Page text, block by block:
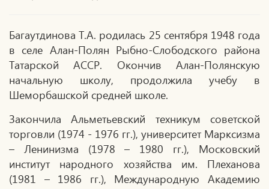
Багаутдинова Т.А. родилась 25 сентября 1948 года
в селе Алан-Полян Рыбно-Слободского района
Татарской АССР. Окончив Алан-Полянскую
начальную школу, продолжила учебу в
Шеморбашской средней школе.
Закончила Альметьевский техникум советской
торговли (1974 - 1976 гг.), университет Марксизма
– Ленинизма (1978 – 1980 гг.), Московский
институт народного хозяйства им. Плеханова
(1981 – 1986 гг.), Международную Академию